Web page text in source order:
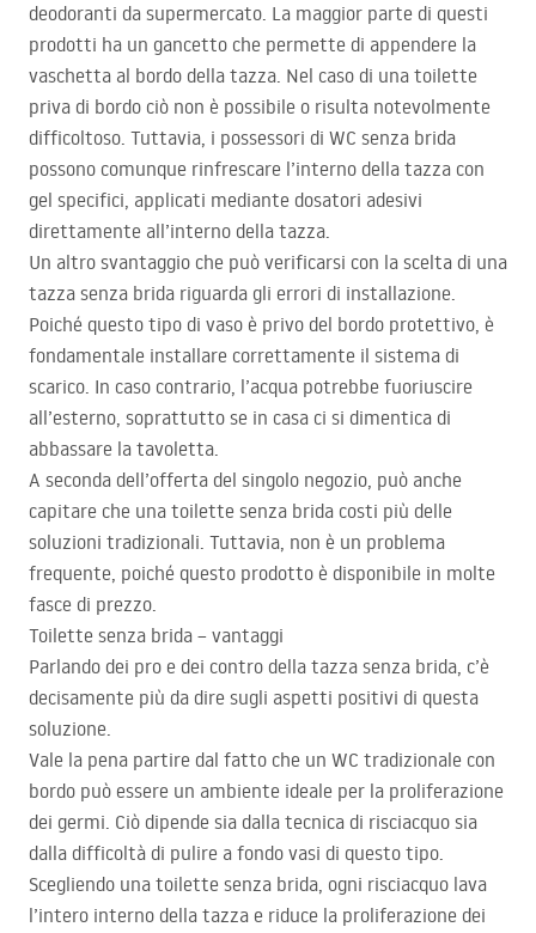
deodoranti da supermercato. La maggior parte di questi
prodotti ha un gancetto che permette di appendere la
vaschetta al bordo della tazza. Nel caso di una toilette
priva di bordo ciò non è possibile o risulta notevolmente
difficoltoso. Tuttavia, i possessori di WC senza brida
possono comunque rinfrescare l’interno della tazza con
gel specifici, applicati mediante dosatori adesivi
direttamente all’interno della tazza.
Un altro svantaggio che può verificarsi con la scelta di una
tazza senza brida riguarda gli errori di installazione.
Poiché questo tipo di vaso è privo del bordo protettivo, è
fondamentale installare correttamente il sistema di
scarico. In caso contrario, l’acqua potrebbe fuoriuscire
all’esterno, soprattutto se in casa ci si dimentica di
abbassare la tavoletta.
A seconda dell’offerta del singolo negozio, può anche
capitare che una toilette senza brida costi più delle
soluzioni tradizionali. Tuttavia, non è un problema
frequente, poiché questo prodotto è disponibile in molte
fasce di prezzo.
Toilette senza brida – vantaggi
Parlando dei pro e dei contro della tazza senza brida, c’è
decisamente più da dire sugli aspetti positivi di questa
soluzione.
Vale la pena partire dal fatto che un WC tradizionale con
bordo può essere un ambiente ideale per la proliferazione
dei germi. Ciò dipende sia dalla tecnica di risciacquo sia
dalla difficoltà di pulire a fondo vasi di questo tipo.
Scegliendo una toilette senza brida, ogni risciacquo lava
l’intero interno della tazza e riduce la proliferazione dei